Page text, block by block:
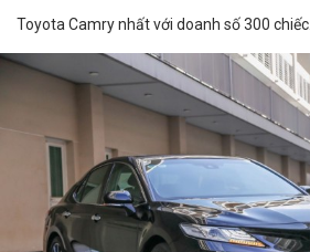
Toyota Camry nhất với doanh số 300 chiếc.